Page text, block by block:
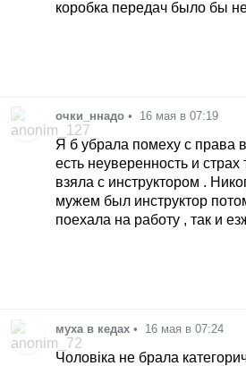
коробка передач было бы
очки_ннадо • 16 мая в 07:19
Я б убрала помеху с права
есть неуверенность и
взяла с инструктором .
мужем был инструктор
поехала на работу , так и
муха в кедах • 16 мая в 07:24
Чоловіка не брала